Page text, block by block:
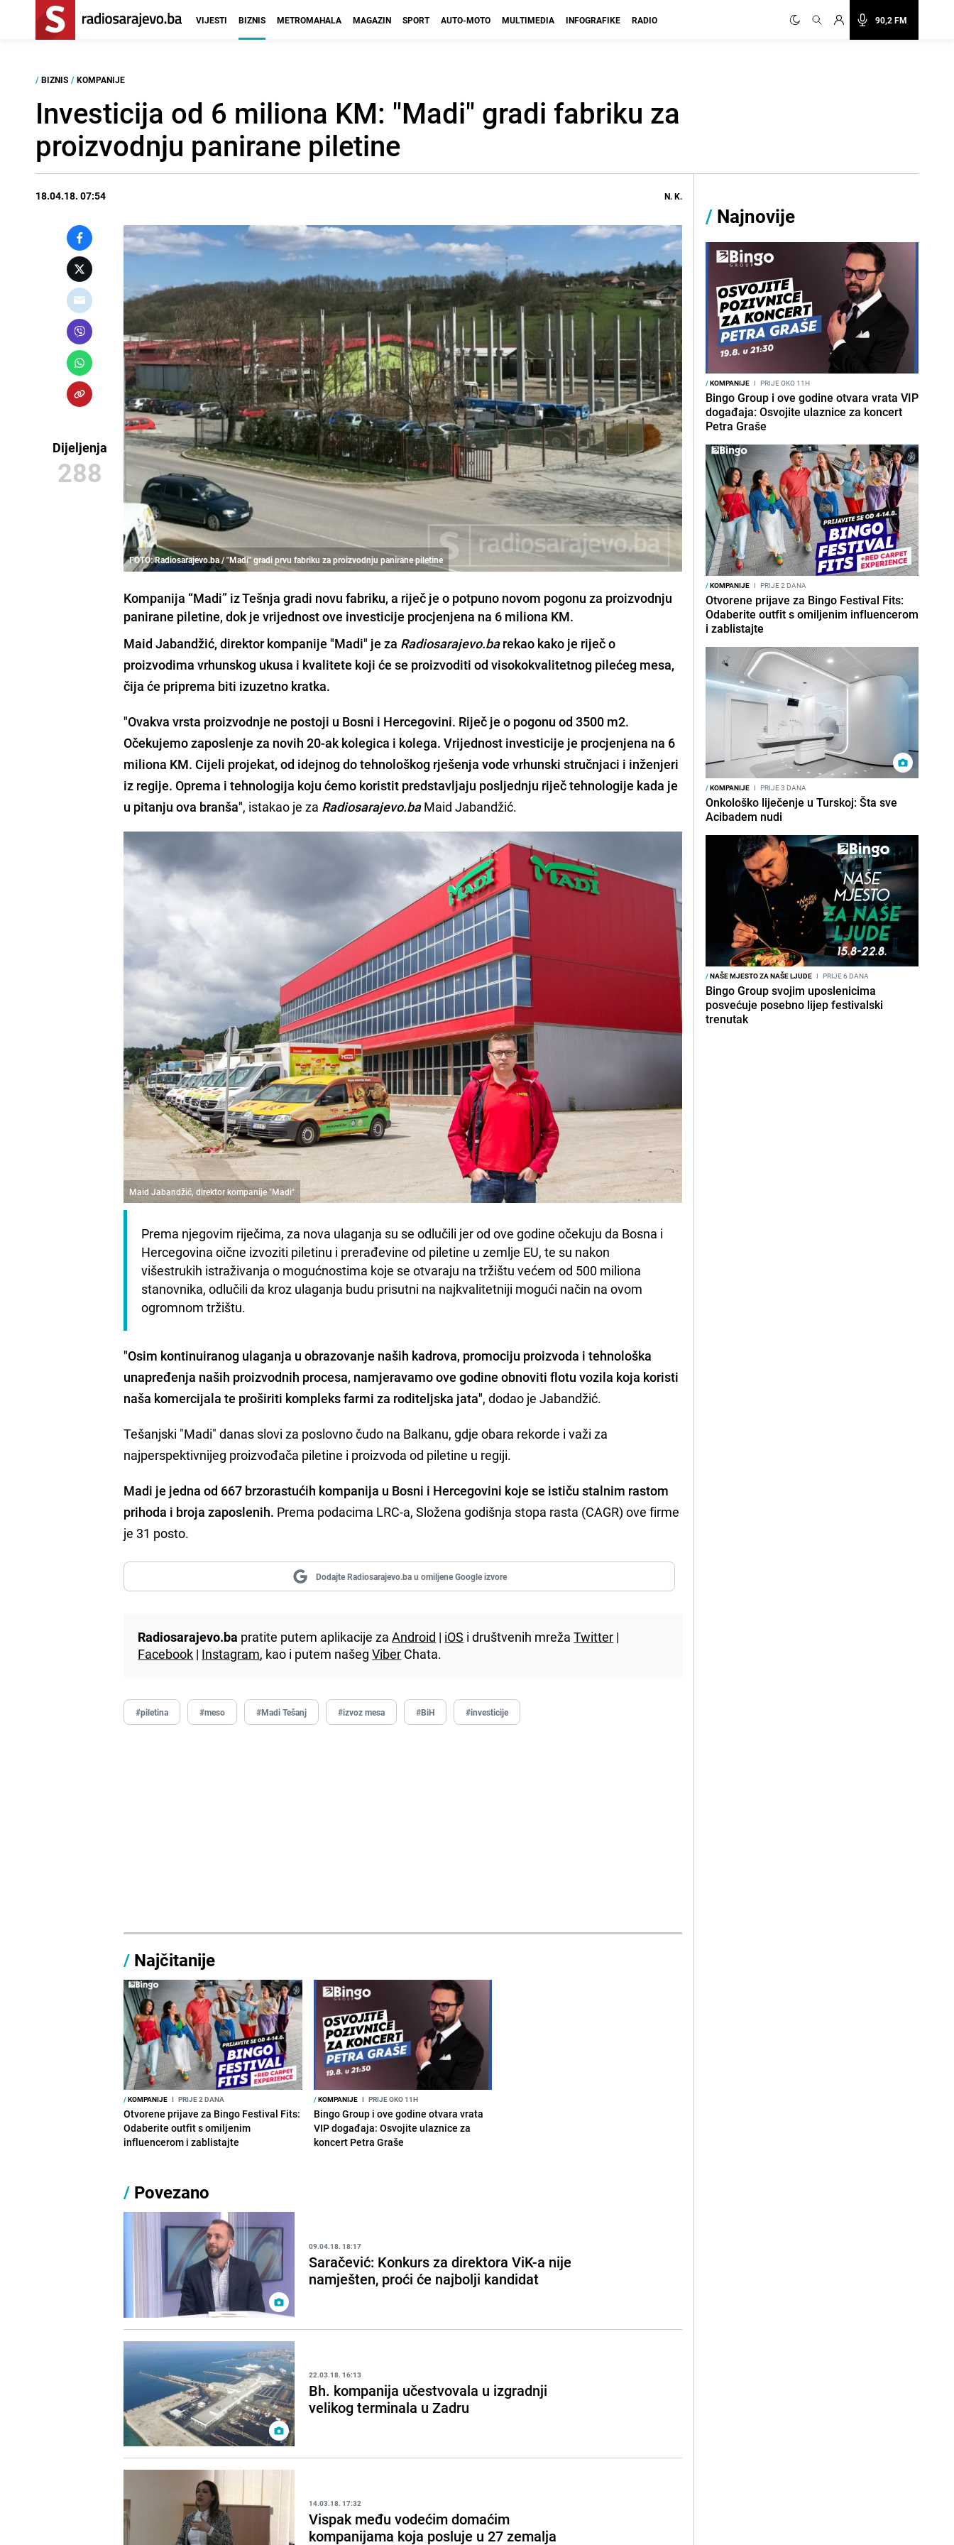
90,2 FM
VIJESTI BIZNIS METROMAHALA MAGAZIN SPORT AUTO-MOTO MULTIMEDIA INFOGRAFIKE RADIO
/ BIZNIS / KOMPANIJE
Investicija od 6 miliona KM: "Madi" gradi fabriku za
proizvodnju panirane piletine
18.04.18. 07:54 N. K.
Dijeljenja
288
FOTO: Radiosarajevo.ba / "Madi" gradi prvu fabriku za proizvodnju panirane piletine
Kompanija “Madi” iz Tešnja gradi novu fabriku, a riječ je o potpuno novom pogonu za proizvodnju
panirane piletine, dok je vrijednost ove investicije procjenjena na 6 miliona KM.
Maid Jabandžić, direktor kompanije "Madi" je za Radiosarajevo.barekao kako je riječ o
proizvodima vrhunskog ukusa i kvalitete koji će se proizvoditi od visokokvalitetnog pilećeg mesa,
čija će priprema biti izuzetno kratka.
"Ovakva vrsta proizvodnje ne postoji u Bosni i Hercegovini. Riječ je o pogonu od 3500 m2.
Očekujemo zaposlenje za novih 20-ak kolegica i kolega. Vrijednost investicije je procjenjena na 6
miliona KM. Cijeli projekat, od idejnog do tehnološkog rješenja vode vrhunski stručnjaci i inženjeri
iz regije. Oprema i tehnologija koju ćemo koristit predstavljaju posljednju riječ tehnologije kada je
u pitanju ova branša", istakao je za Radiosarajevo.baMaid Jabandžić.
Maid Jabandžić, direktor kompanije "Madi"
Prema njegovim riječima, za nova ulaganja su se odlučili jer od ove godine očekuju da Bosna i
Hercegovina oične izvoziti piletinu i prerađevine od piletine u zemlje EU, te su nakon
višestrukih istraživanja o mogućnostima koje se otvaraju na tržištu većem od 500 miliona
stanovnika, odlučili da kroz ulaganja budu prisutni na najkvalitetniji mogući način na ovom
ogromnom tržištu.
"Osim kontinuiranog ulaganja u obrazovanje naših kadrova, promociju proizvoda i tehnološka
unapređenja naših proizvodnih procesa, namjeravamo ove godine obnoviti flotu vozila koja koristi
naša komercijala te proširiti kompleks farmi za roditeljska jata", dodao je Jabandžić.
Tešanjski "Madi" danas slovi za poslovno čudo na Balkanu, gdje obara rekorde i važi za
najperspektivnijeg proizvođača piletine i proizvoda od piletine u regiji.
Madi je jedna od 667 brzorastućih kompanija u Bosni i Hercegovini koje se ističu stalnim rastom
prihoda i broja zaposlenih. Prema podacima LRC-a, Složena godišnja stopa rasta (CAGR) ove firme
je 31 posto.
Dodajte Radiosarajevo.ba u omiljene Google izvore
Radiosarajevo.ba pratite putem aplikacije zaAndroid | iOS i društvenih mrežaTwitter |
Facebook | Instagram, kao i putem našegViber Chata.
#piletina #meso #Madi Tešanj #izvoz mesa #BiH #investicije
/ Najčitanije
/KOMPANIJE I PRIJE 2 DANA
Otvorene prijave za Bingo Festival Fits:
Odaberite outfit s omiljenim
influencerom i zablistajte
/KOMPANIJE I PRIJE OKO 11H
Bingo Group i ove godine otvara vrata
VIP događaja: Osvojite ulaznice za
koncert Petra Graše
/ Povezano
09.04.18. 18:17
Saračević: Konkurs za direktora ViK-a nije
namješten, proći će najbolji kandidat
22.03.18. 16:13
Bh. kompanija učestvovala u izgradnji
velikog terminala u Zadru
14.03.18. 17:32
Vispak među vodećim domaćim
kompanijama koja posluje u 27 zemalja
/ Najnovije
/KOMPANIJE I PRIJE OKO 11H
Bingo Group i ove godine otvara vrata VIP
događaja: Osvojite ulaznice za koncert
Petra Graše
/KOMPANIJE I PRIJE 2 DANA
Otvorene prijave za Bingo Festival Fits:
Odaberite outfit s omiljenim influencerom
i zablistajte
/KOMPANIJE I PRIJE 3 DANA
Onkološko liječenje u Turskoj: Šta sve
Acibadem nudi
/NAŠE MJESTO ZA NAŠE LJUDE I PRIJE 6 DANA
Bingo Group svojim uposlenicima
posvećuje posebno lijep festivalski
trenutak